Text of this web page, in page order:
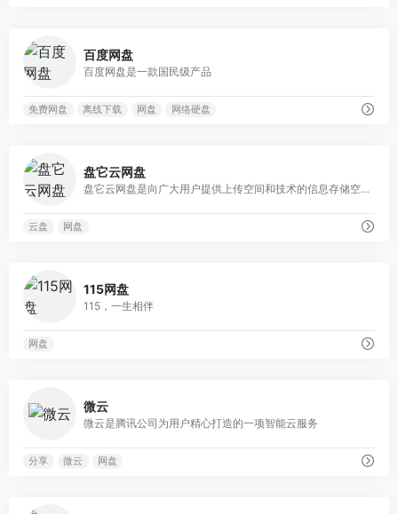
百度网盘
百度网盘是一款国民级产品
免费网盘 离线下载 网盘 网络硬盘
盘它云网盘
盘它云网盘是向广大用户提供上传空间和技术的信息存储空间服务平台。
云盘 网盘
115网盘
115，一生相伴
网盘
微云
微云是腾讯公司为用户精心打造的一项智能云服务
分享 微云 网盘